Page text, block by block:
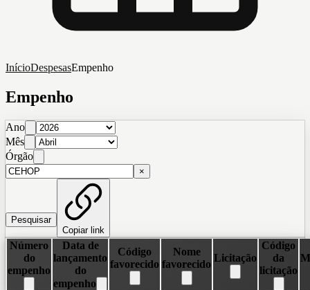
InícioDespesasEmpenho
Empenho
Ano
Mês
Órgão
×
Pesquisar
Copiar link
Número
do
empenho
Data de
lançamento
do
empenho
Código
favorecido
Nome
favorecido
Licitação
Código
da
licitação